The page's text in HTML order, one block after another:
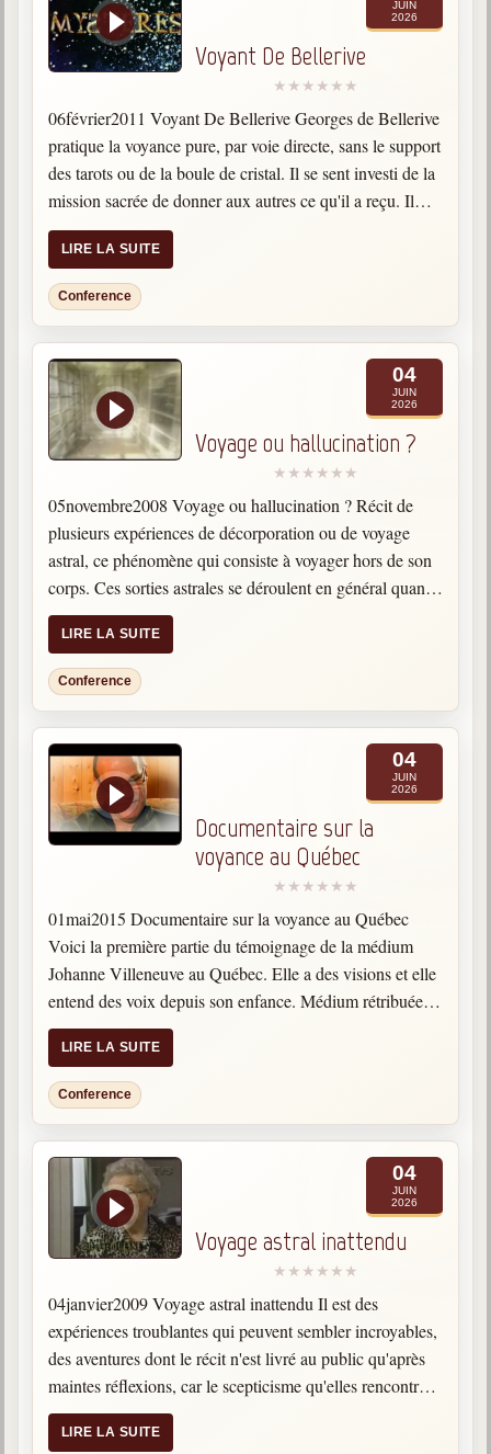
JUIN
2026
Voyant De Bellerive
06février2011 Voyant De Bellerive Georges de Bellerive
pratique la voyance pure, par voie directe, sans le support
des tarots ou de la boule de cristal. Il se sent investi de la
mission sacrée de donner aux autres ce qu'il a reçu. Il…
LIRE LA SUITE
Conference
04
JUIN
2026
Voyage ou hallucination ?
05novembre2008 Voyage ou hallucination ? Récit de
plusieurs expériences de décorporation ou de voyage
astral, ce phénomène qui consiste à voyager hors de son
corps. Ces sorties astrales se déroulent en général quand
la personne est au repos, l'esprit détendu, son esprit…
LIRE LA SUITE
Conference
04
JUIN
2026
Documentaire sur la
voyance au Québec
01mai2015 Documentaire sur la voyance au Québec
Voici la première partie du témoignage de la médium
Johanne Villeneuve au Québec. Elle a des visions et elle
entend des voix depuis son enfance. Médium rétribuée,
elle travaille à partir de photos pour…
LIRE LA SUITE
Conference
04
JUIN
2026
Voyage astral inattendu
04janvier2009 Voyage astral inattendu Il est des
expériences troublantes qui peuvent sembler incroyables,
des aventures dont le récit n'est livré au public qu'après
maintes réflexions, car le scepticisme qu'elles rencontrent
est à la mesure de leur caractère insolite. Dans sa
jeunesse, Jeanne…
LIRE LA SUITE